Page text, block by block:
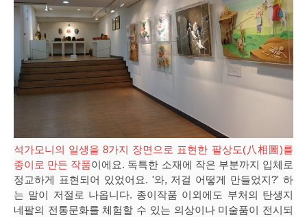
석가모니의 일생을 8가지 장면으로 표현한 팔상도(八相圖)를
종이로 만든 작품이에요. 독특한 소재에 작은 부분까지 입체로
정교하게 표현되어 있었어요. '와, 저걸 어떻게 만들었지?' 하
는 말이 저절로 나옵니다. 종이작품 이외에도 부처의 탄생지
네팔의 전통문화를 체험할 수 있는 의상이나 미술품이 전시되